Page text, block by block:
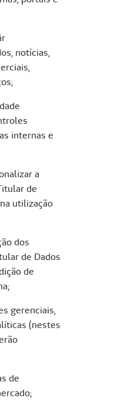
notícias,
internas e
a
de
utilização
dos
de Dados
de
gerenciais,
(nestes
de